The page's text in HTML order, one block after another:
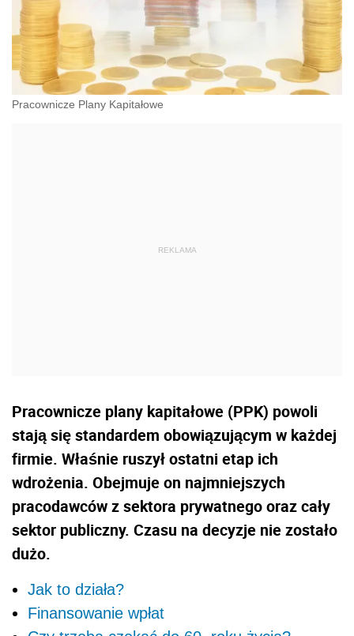
Pracownicze Plany Kapitałowe
Pracownicze plany kapitałowe (PPK) powoli
stają się standardem obowiązującym w każdej
firmie. Właśnie ruszył ostatni etap ich
wdrożenia. Obejmuje on najmniejszych
pracodawców z sektora prywatnego oraz cały
sektor publiczny. Czasu na decyzje nie zostało
dużo.
Jak to działa?
Finansowanie wpłat